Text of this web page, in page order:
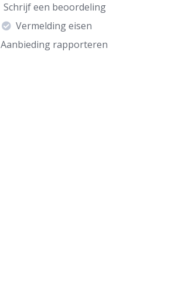
Schrijf een beoordeling
Vermelding eisen
Aanbieding rapporteren